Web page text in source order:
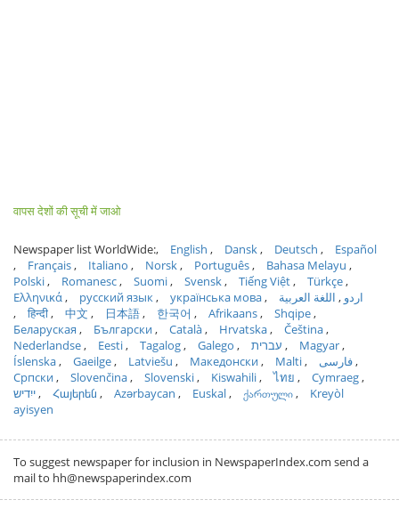
वापस देशों की सूची में जाओ
Newspaper list WorldWide: English Dansk Deutsch
Español
Français
Italiano Norsk Português
Bahasa Melayu
Polski
Romanesc Suomi Svensk Tiếng Việt
Türkçe
Ελληνικά
русский язык українська мова اردو
اللغة العربية
हिन्दी
中文 日本語 한국어 Afrikaans
Shqipe
Беларуская
Български Català Hrvatska
Čeština
Nederlandse
Eesti Tagalog Galego עברית
Magyar
Íslenska
Gaeilge Latviešu Македонски Malti
فارسی
Српски
Slovenčina Slovenski Kiswahili ไทย
Cymraeg
ייִדיש
Հայերեն Azərbaycan Euskal ქართული
Kreyòl
ayisyen
To suggest newspaper for inclusion in NewspaperIndex.com send a
mail to hh@newspaperindex.com